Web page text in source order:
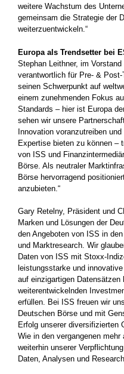
weitere Wachstum des
gemeinsam die Strategie der
weiterzuentwickeln.“
Europa als Trendsetter bei
Stephan Leithner, im
verantwortlich für Pre- &
seinen Schwerpunkt auf
einem zunehmenden Fokus
Standards – hier ist Europa
sehen wir unsere
Innovation voranzutreiben
Expertise bieten zu können –
von ISS und
Börse. Als neutraler
Börse hervorragend
anzubieten.“
Gary Retelny, Präsident und
Marken und Lösungen der
den Angeboten von ISS in
und Marktresearch. Wir
Daten von ISS mit Stoxx-
leistungsstarke und
auf einzigartigen Datensätzen
weiterentwickelnden
erfüllen. Bei ISS freuen wir
Deutschen Börse und mit
Erfolg unserer diversifizierten
Wie in den vergangenen
weiterhin unserer
Daten, Analysen und